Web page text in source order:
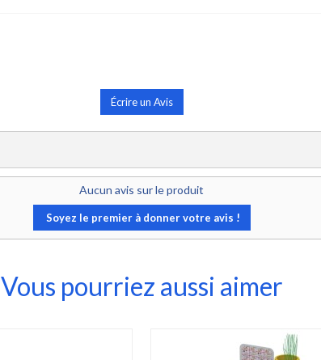
Écrire un Avis
Aucun avis sur le produit
Soyez le premier à donner votre avis !
Vous pourriez aussi aimer